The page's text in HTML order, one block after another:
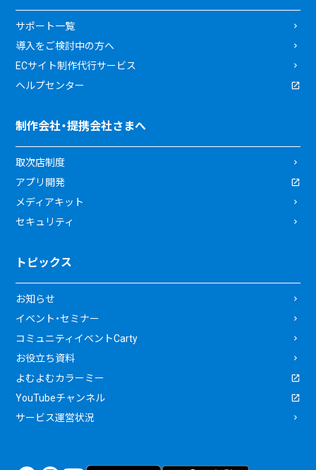
サポート一覧
導入をご検討中の方へ
ECサイト制作代行サービス
ヘルプセンター
制作会社・提携会社さまへ
取次店制度
アプリ開発
メディアキット
セキュリティ
トピックス
お知らせ
イベント・セミナー
コミュニティイベントCarty
お役立ち資料
よむよむカラーミー
YouTubeチャンネル
サービス運営状況